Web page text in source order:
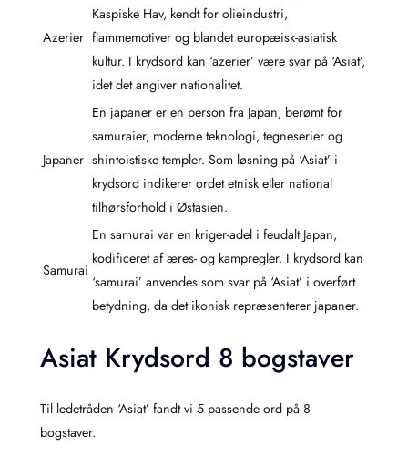
Azerier
Kaspiske Hav, kendt for olieindustri,
flammemotiver og blandet europæisk-asiatisk
kultur. I krydsord kan ‘azerier’ være svar på ‘Asiat’,
idet det angiver nationalitet.
Japaner
En japaner er en person fra Japan, berømt for
samuraier, moderne teknologi, tegneserier og
shintoistiske templer. Som løsning på ‘Asiat’ i
krydsord indikerer ordet etnisk eller national
tilhørsforhold i Østasien.
Samurai
En samurai var en kriger-adel i feudalt Japan,
kodificeret af æres- og kampregler. I krydsord kan
‘samurai’ anvendes som svar på ‘Asiat’ i overført
betydning, da det ikonisk repræsenterer japaner.
Asiat Krydsord 8 bogstaver
Til ledetråden ‘Asiat’ fandt vi 5 passende ord på 8
bogstaver.